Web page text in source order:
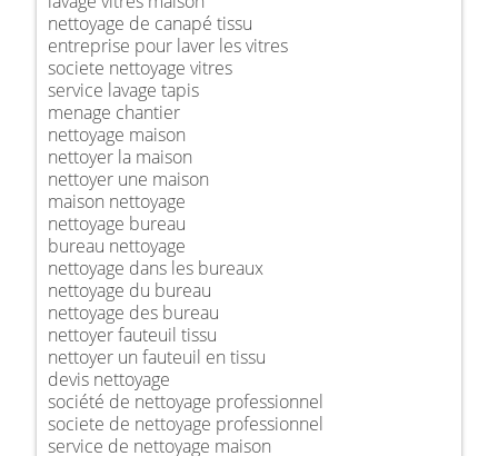
nettoyage de canapé tissu
entreprise pour laver les vitres
societe nettoyage vitres
service lavage tapis
menage chantier
nettoyage maison
nettoyer la maison
nettoyer une maison
maison nettoyage
nettoyage bureau
bureau nettoyage
nettoyage dans les bureaux
nettoyage du bureau
nettoyage des bureau
nettoyer fauteuil tissu
nettoyer un fauteuil en tissu
devis nettoyage
société de nettoyage professionnel
societe de nettoyage professionnel
service de nettoyage maison